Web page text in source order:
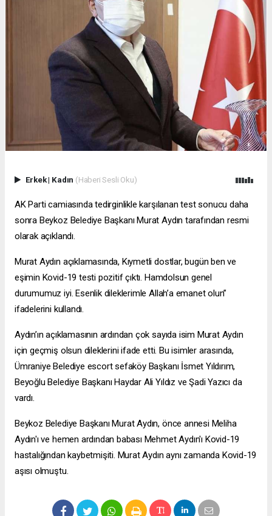
Erkek| Kadın (Haberi Sesli Oku)
AK Parti camiasında tedirginlikle karşılanan test sonucu daha
sonra Beykoz Belediye Başkanı Murat Aydın tarafından resmi
olarak açıklandı.
Murat Aydın açıklamasında, Kıymetli dostlar, bugün ben ve
eşimin Kovid-19 testi pozitif çıktı. Hamdolsun genel
durumumuz iyi. Esenlik dileklerimle Allah’a emanet olun”
ifadelerini kullandı.
Aydın’ın açıklamasının ardından çok sayıda isim Murat Aydın
için geçmiş olsun dileklerini ifade etti. Bu isimler arasında,
Ümraniye Belediye escort sefaköyBaşkanı İsmet Yıldırım,
Beyoğlu Belediye Başkanı Haydar Ali Yıldız ve Şadi Yazıcı da
vardı.
Beykoz Belediye Başkanı Murat Aydın, önce annesi Meliha
Aydın'ı ve hemen ardından babası Mehmet Aydın'ı Kovid-19
hastalığından kaybetmişiti. Murat Aydın aynı zamanda Kovid-19
aşısı olmuştu.